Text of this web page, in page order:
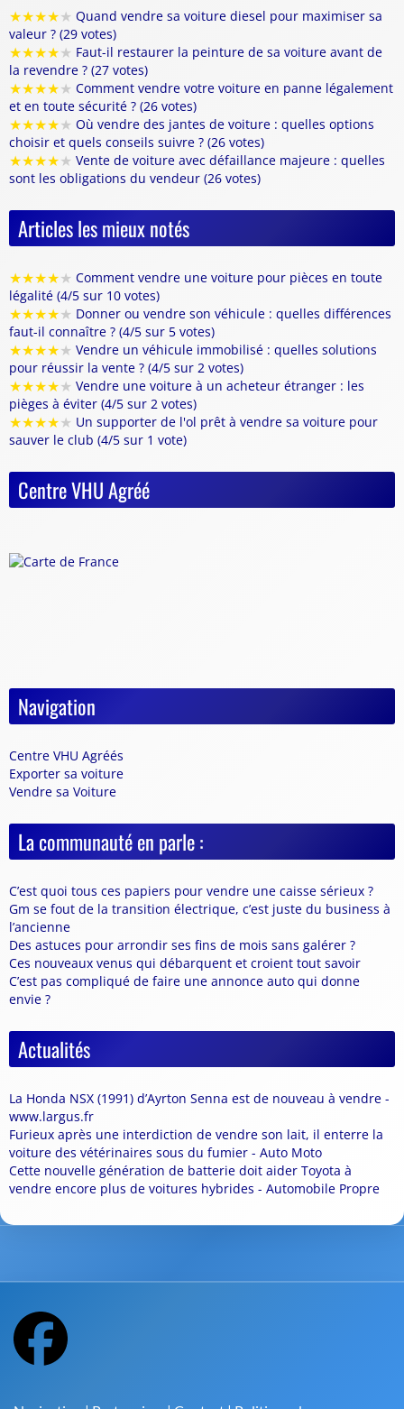
★★★★★ Quand vendre sa voiture diesel pour maximiser sa
valeur ? (29 votes)
★★★★★ Faut-il restaurer la peinture de sa voiture avant de
la revendre ? (27 votes)
★★★★★ Comment vendre votre voiture en panne légalement
et en toute sécurité ? (26 votes)
★★★★★ Où vendre des jantes de voiture : quelles options
choisir et quels conseils suivre ? (26 votes)
★★★★★ Vente de voiture avec défaillance majeure : quelles
sont les obligations du vendeur (26 votes)
Articles les mieux notés
★★★★★ Comment vendre une voiture pour pièces en toute
légalité (4/5 sur 10 votes)
★★★★★ Donner ou vendre son véhicule : quelles différences
faut-il connaître ? (4/5 sur 5 votes)
★★★★★ Vendre un véhicule immobilisé : quelles solutions
pour réussir la vente ? (4/5 sur 2 votes)
★★★★★ Vendre une voiture à un acheteur étranger : les
pièges à éviter (4/5 sur 2 votes)
★★★★★ Un supporter de l'ol prêt à vendre sa voiture pour
sauver le club (4/5 sur 1 vote)
Centre VHU Agréé
Navigation
Centre VHU Agréés
Exporter sa voiture
Vendre sa Voiture
La communauté en parle :
C’est quoi tous ces papiers pour vendre une caisse sérieux ?
Gm se fout de la transition électrique, c’est juste du business à
l’ancienne
Des astuces pour arrondir ses fins de mois sans galérer ?
Ces nouveaux venus qui débarquent et croient tout savoir
C’est pas compliqué de faire une annonce auto qui donne
envie ?
Actualités
La Honda NSX (1991) d’Ayrton Senna est de nouveau à vendre -
www.largus.fr
Furieux après une interdiction de vendre son lait, il enterre la
voiture des vétérinaires sous du fumier - Auto Moto
Cette nouvelle génération de batterie doit aider Toyota à
vendre encore plus de voitures hybrides - Automobile Propre